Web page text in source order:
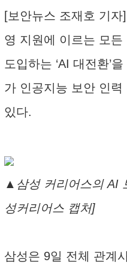
[보안뉴스 조재호 기
영 지원에 이르는 모
도입하는 ‘AI 대전환’
가 인공지능 보안 인
있다.
▲삼성 커리어스의 AI
성커리어스 캡처]
삼성은 9일 전체 관계